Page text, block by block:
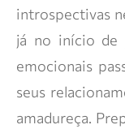
introspectivas
já no início de
emocionais
seus
amadureça.